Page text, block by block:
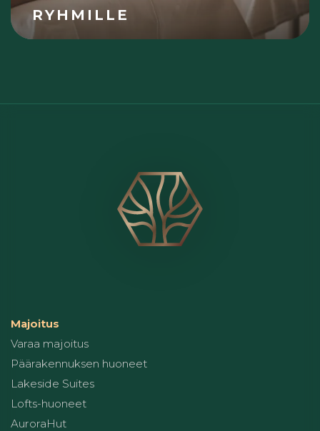
RYHMILLE
Majoitus
Varaa majoitus
Päärakennuksen huoneet
Lakeside Suites
Lofts-huoneet
AuroraHut